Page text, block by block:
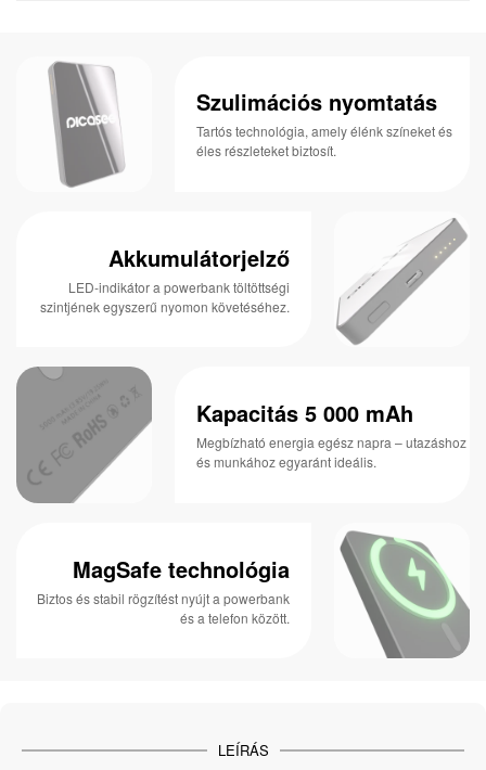
Szulimációs nyomtatás
Tartós technológia, amely élénk színeket és
éles részleteket biztosít.
Akkumulátorjelző
LED-indikátor a powerbank töltöttségi
szintjének egyszerű nyomon követéséhez.
Kapacitás 5 000 mAh
Megbízható energia egész napra – utazáshoz
és munkához egyaránt ideális.
MagSafe technológia
Biztos és stabil rögzítést nyújt a powerbank
és a telefon között.
LEÍRÁS